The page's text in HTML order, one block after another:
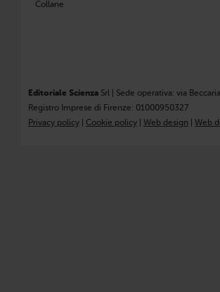
Collane
Editoriale Scienza Srl | Sede operativa: via
Registro Imprese di Firenze: 01000950327
Privacy policy
Cookie policy Web design Web